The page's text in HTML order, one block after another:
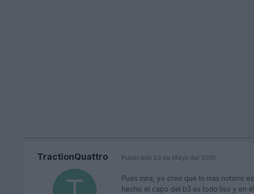
TractionQuattro Publicado 23 de Mayo del 2010
Pues mira, yo creo que lo mas notorio
hecho el capo del b3 es todo liso y en